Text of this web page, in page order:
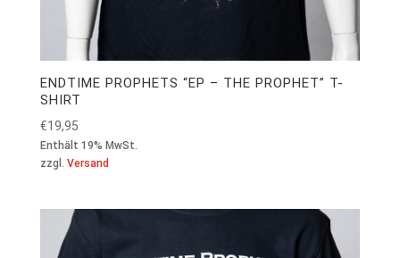
ENDTIME PROPHETS “EP – THE PROPHET” T-
SHIRT
€19,95
Enthält 19% MwSt.
zzgl. Versand